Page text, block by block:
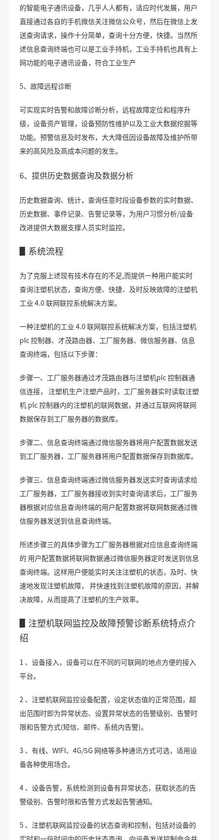
的智能电子通讯设备，几乎人人都有，适应时代发展，用户
直接通过各自的手机微信关注微信公众号，然后在微信上发
送查询请求，操作十分简单，查询十分方便，快捷。当然所
述信息查询终端也可以是工业手持机，工业手持机也具有上
网功能的电子通讯设备，符合工业生产
5、故障远程诊断
可实现实时告警和故障诊断分析，远程故障定位和程序升
级，设备资产管理，设备预防性维护以及工业大数据挖掘等
功能。预警信息及时发布，大大降低因设备故障及维护所带
来的高风险及高成本问题的发生。
6、提供历史数据查询及数据分析
历史数据查询、统计，查询任意时段设备参数的实时数据、
历史数据、事件记录、告警记录等，为用户习惯分析/设备
改进提供大数据支撑人员实时监控。
▋系统流程
为了克服上述现有技术存在的不足,而提供一种用户能实时
查询注塑机状态，查询方便、快捷、及时反映故障的注塑机
工业 4.0 联网联控系统解决方案。
一种注塑机的工业 4.0 联网联控系统解决方案，包括注塑机
plc 控制器、才茂路由器、工厂服务器、微信服务器、信息
查询终端，包括以下步骤：
步骤一、工厂服务器通过才茂路由器与注塑机plc 控制器通
信连接， 注塑机生产注塑产品时，工厂服务器实时读取注塑
机 plc 控制器内的注塑机的联网数据，并通过互联网将联网
数据保存到工厂服务器的数据库。
步骤二、信息查询终端通过微信服务器将用户配置数据发送
到工厂服务器，工厂服务器将用户配置数据保存到数据库。
步骤三、信息查询终端通过微信服务器发送实时查询请求给
工厂服务器，工厂服务器接收到实时查询请求后，工厂服务
器根据对应信息查询终端的用户配置数据将联网数据通过微
信服务器发送到信息查询终端。
所述步骤三的具体步骤为工厂服务器根据对应信息查询终端
的 用户配置数据将联网数据通过微信服务器定时发送到信息
查询终端。这样用户便能实时关注注塑机的状态，及时、快
速地发现注塑机故障， 并快速找到注塑机故障的原因，并解
决故障，从而提高了注塑机的生产效率。
▋注塑机联网监控及故障预警诊断系统特点介
绍
1 、设备接入，设备可以在不同的可联网的地点方便的接入
平台。
2 、注塑机联网监控设备配置，设定状态值的正常范围，超
出范围时即为异常状态、设置异常状态的告警级别、告警时
限和告警方式(短信、邮件、系统内告警)。
3 、有线、WIFI、4G/5G 网络等多种通讯方式可选，适用设
备各种使用场合。
4 、设备告警，系统检测到设备有异常状态，获取状态的告
警级别、告警时限和告警方式发起告警通知。
5 、注塑机联网监控设备的状态查询和控制，包括对设备的